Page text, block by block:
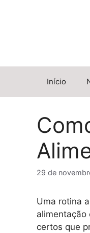
Início
29 de
Uma rotina
alimentação
certos que